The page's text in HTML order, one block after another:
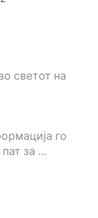
светот на
го
за ...